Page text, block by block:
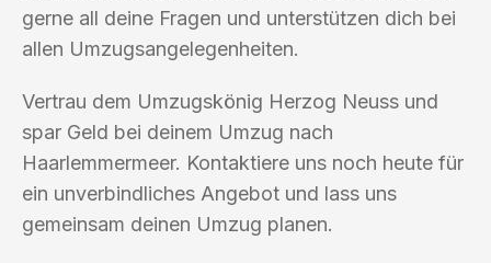
gerne all deine Fragen und unterstützen dich bei
allen Umzugsangelegenheiten.
Vertrau dem Umzugskönig Herzog Neuss und
spar Geld bei deinem Umzug nach
Haarlemmermeer. Kontaktiere uns noch heute für
ein unverbindliches Angebot und lass uns
gemeinsam deinen Umzug planen.